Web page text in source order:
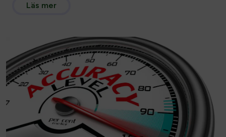
Läs mer